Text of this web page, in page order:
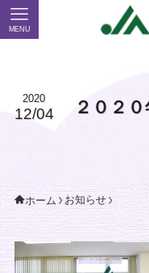
MENU
２０２
2020
12/04
ホーム お知らせ